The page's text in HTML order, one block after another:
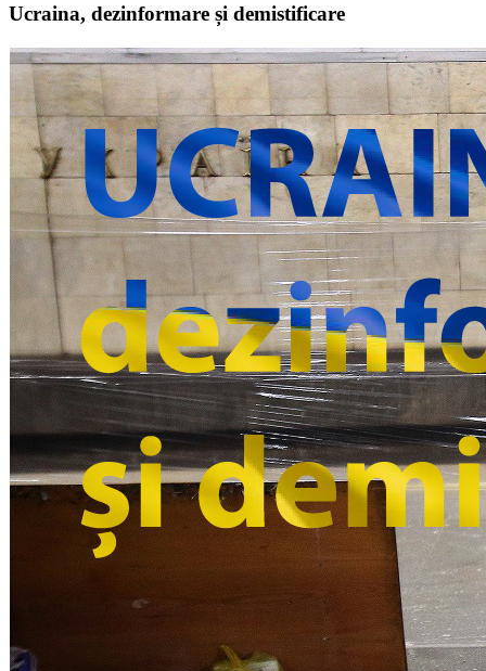
Ucraina, dezinformare și demistificare